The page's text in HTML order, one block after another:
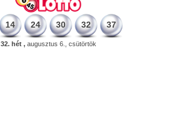
14 24 30 32 37
32. hét ,augusztus 6., csütörtök